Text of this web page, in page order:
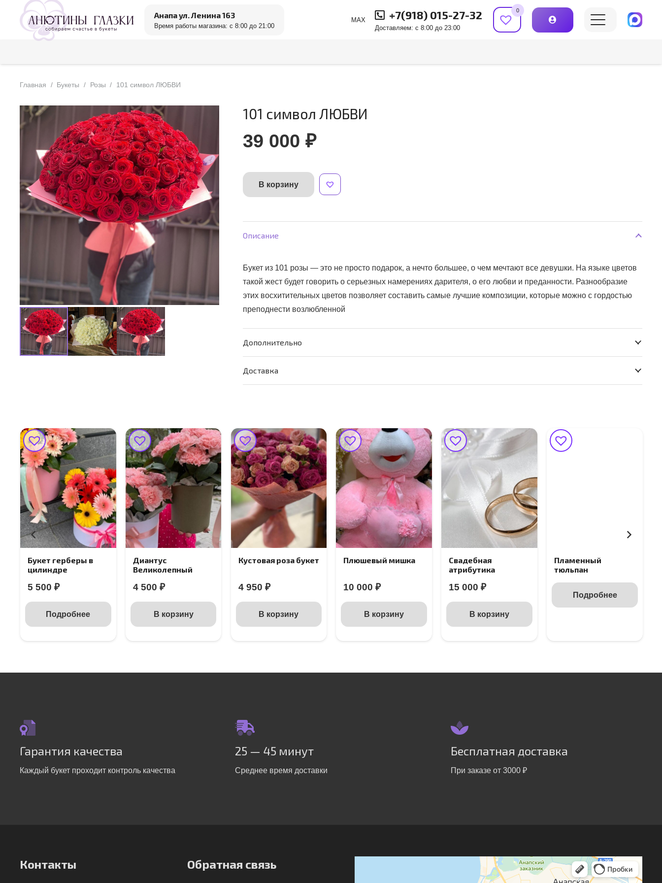
Анапа ул. Ленина 163
Время работы магазина: с 8:00 до 21:00
MAX +7(918) 015-27-32
Доставляем: с 8:00 до 23:00
0
Главная / Букеты / Розы / 101 символ ЛЮБВИ
101 символ ЛЮБВИ
39 000₽
Количество
символ
В корзину
Alternative:
Описание
Букет из 101 розы — это не просто подарок, а нечто большее, о чем мечтают все девушки. На языке цветов
такой жест будет говорить о серьезных намерениях дарителя, о его любви и преданности. Разнообразие
этих восхитительных цветов позволяет составить самые лучшие композиции, которые можно с гордостью
преподнести возлюбленной
Дополнительно
Доставка
Букет герберы в
цилиндре
5 500 ₽
Подробнее
Диантус
Великолепный
4 500 ₽
В корзину
Кустовая роза букет
4 950 ₽
В корзину
Плюшевый мишка
10 000₽
В корзину
Свадебная
атрибутика
15 000₽
В корзину
Пламенный
тюльпан
Подробнее
Гарантия качества
Каждый букет проходит контроль качества
25 — 45 минут
Среднее время доставки
Бесплатная доставка
При заказе от 3000 ₽
Контакты Обратная связь